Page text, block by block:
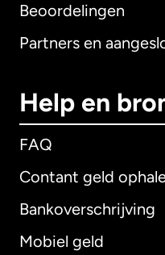
Beoordelingen
Partners en
Help en
FAQ
Contant geld
Bankoverschrijving
Mobiel geld